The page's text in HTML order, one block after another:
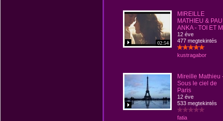
02:54
MIREILLE
MATHIEU &
ANKA - TOI ET
12 éve
477 megtekintés
kustragabor
Mireille Mathieu
Sous le ciel de
Paris
12 éve
533 megtekintés
fatia